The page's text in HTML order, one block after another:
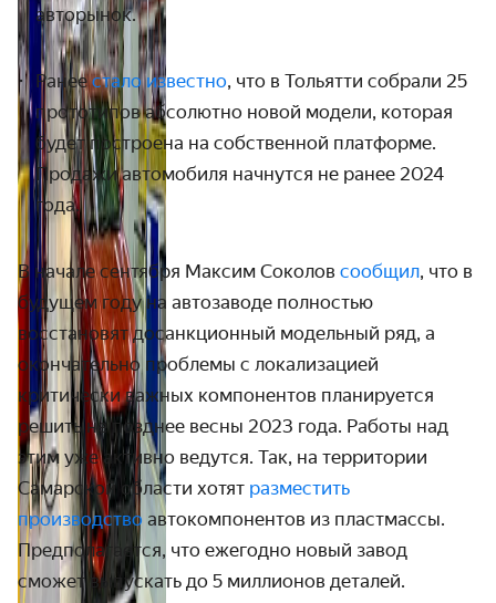
авторынок.
Ранеестало известно, что в Тольятти собрали 25
прототипов абсолютно новой модели, которая
будет построена на собственной платформе.
Продажи автомобиля начнутся не ранее 2024
года.
В начале сентября Максим Соколов сообщил, что в
будущем году на автозаводе полностью
восстановят досанкционный модельный ряд, а
окончательно проблемы с локализацией
критически важных компонентов планируется
решить не позднее весны 2023 года. Работы над
этим уже активно ведутся. Так, на территории
Самарской области хотят разместить
производство автокомпонентов из пластмассы.
Предполагается, что ежегодно новый завод
сможет выпускать до 5 миллионов деталей.